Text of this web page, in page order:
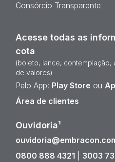
Consórcio Transparente
Acesse todas as
cota
(boleto, lance, contemplação,
de valores)
Pelo App: Play Store ou
Área de clientes
Ouvidoria¹
0800 888 4321
3003